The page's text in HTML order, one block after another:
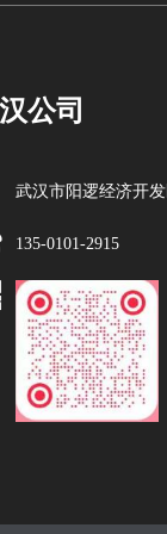
公司
武汉市阳逻经济开
135-0101-2915